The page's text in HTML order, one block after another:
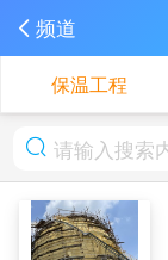
频道
保温工程